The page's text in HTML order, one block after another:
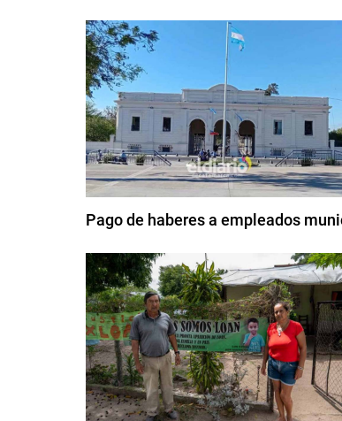
Pago de haberes a empleados